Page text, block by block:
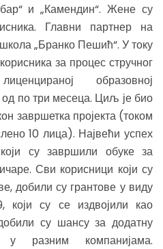
и „Камендин“. Жене су
Главни партнер на
„Бранко Пешић“. У току
за процес стручног
образовној
од по три месеца. Циљ је био
завршетка пројекта (током
10 лица). Највећи успех
су завршили обуке за
Сви корисници који су
добили су грантове у виду
су се издвојили као
су шансу за додатну
у разним компанијама.